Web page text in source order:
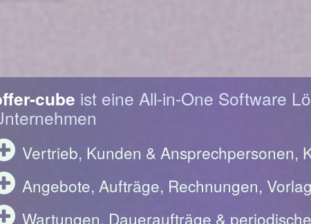
cube ist eine All-in-One Software
Vertrieb, Kunden & Ansprechpersonen,
Angebote, Aufträge, Rechnungen,
Wartungen, Daueraufträge &